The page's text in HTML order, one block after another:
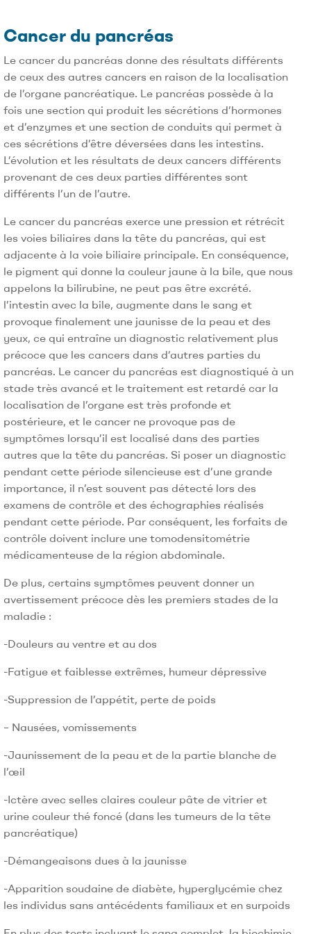
Cancer du pancréas
Le cancer du pancréas donne des résultats différents
de ceux des autres cancers en raison de la localisation
de l’organe pancréatique. Le pancréas possède à la
fois une section qui produit les sécrétions d’hormones
et d’enzymes et une section de conduits qui permet à
ces sécrétions d’être déversées dans les intestins.
L’évolution et les résultats de deux cancers différents
provenant de ces deux parties différentes sont
différents l’un de l’autre.
Le cancer du pancréas exerce une pression et rétrécit
les voies biliaires dans la tête du pancréas, qui est
adjacente à la voie biliaire principale. En conséquence,
le pigment qui donne la couleur jaune à la bile, que nous
appelons la bilirubine, ne peut pas être excrété.
l’intestin avec la bile, augmente dans le sang et
provoque finalement une jaunisse de la peau et des
yeux, ce qui entraîne un diagnostic relativement plus
précoce que les cancers dans d’autres parties du
pancréas. Le cancer du pancréas est diagnostiqué à un
stade très avancé et le traitement est retardé car la
localisation de l’organe est très profonde et
postérieure, et le cancer ne provoque pas de
symptômes lorsqu’il est localisé dans des parties
autres que la tête du pancréas. Si poser un diagnostic
pendant cette période silencieuse est d’une grande
importance, il n’est souvent pas détecté lors des
examens de contrôle et des échographies réalisés
pendant cette période. Par conséquent, les forfaits de
contrôle doivent inclure une tomodensitométrie
médicamenteuse de la région abdominale.
De plus, certains symptômes peuvent donner un
avertissement précoce dès les premiers stades de la
maladie :
-Douleurs au ventre et au dos
-Fatigue et faiblesse extrêmes, humeur dépressive
-Suppression de l’appétit, perte de poids
– Nausées, vomissements
-Jaunissement de la peau et de la partie blanche de
l’œil
-Ictère avec selles claires couleur pâte de vitrier et
urine couleur thé foncé (dans les tumeurs de la tête
pancréatique)
-Démangeaisons dues à la jaunisse
-Apparition soudaine de diabète, hyperglycémie chez
les individus sans antécédents familiaux et en surpoids